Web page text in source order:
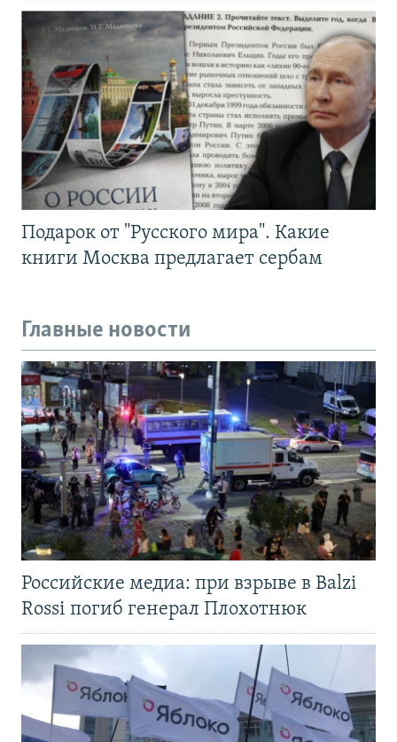
Подарок от "Русского мира". Какие
книги Москва предлагает сербам
Главные новости
Российские медиа: при взрыве в Balzi
Rossi погиб генерал Плохотнюк